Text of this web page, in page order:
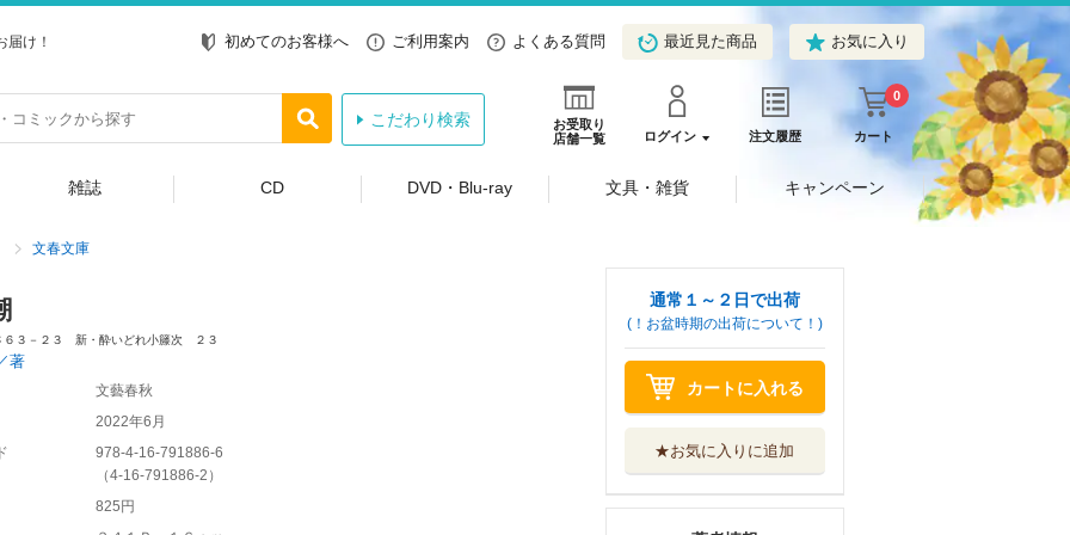
け！ 初めてのお客様へ ご利用案内 よくある質問 最近見た商品 お気に入り
お受取り
店舗一覧
ログイン 注文履歴 カート
0
こだわり検索
雑誌 CD DVD・Blu-ray 文具・雑貨 キャンペーン
文春文庫
３－２３ 新・酔いどれ小籐次 ２３
著
文藝春秋
2022年6月
978-4-16-791886-6
（4-16-791886-2 ）
825円
通常１～２日で出荷
(！お盆時期の出荷について！)
カートに入れる
★お気に入りに追加